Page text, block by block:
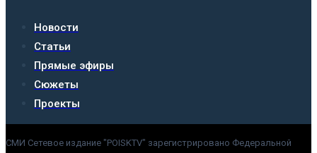
Новости
Статьи
Прямые эфиры
Сюжеты
Проекты
СМИ Сетевое издание "POISKTV" зарегистрировано Федеральной